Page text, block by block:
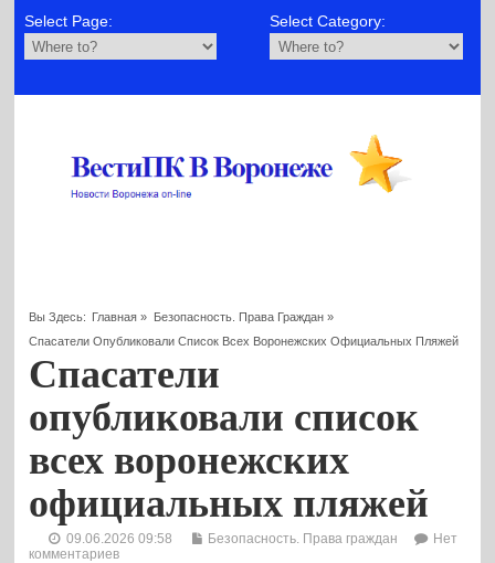
Select Page: Select Category:
Вы Здесь: Главная » Безопасность. Права Граждан»
Спасатели Опубликовали Список Всех Воронежских Официальных Пляжей
Спасатели
опубликовали список
всех воронежских
официальных пляжей
09.06.2026 09:58 Безопасность. Права граждан
Нет
комментариев